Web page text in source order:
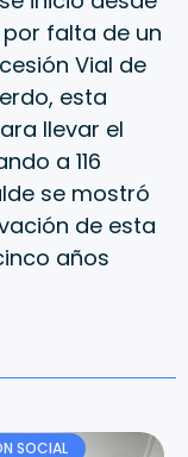
por falta de un
Vial de
esta
llevar el
a 116
se mostró
de esta
años
SOCIAL